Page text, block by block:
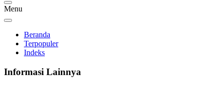
Menu
Beranda
Terpopuler
Indeks
Informasi Lainnya